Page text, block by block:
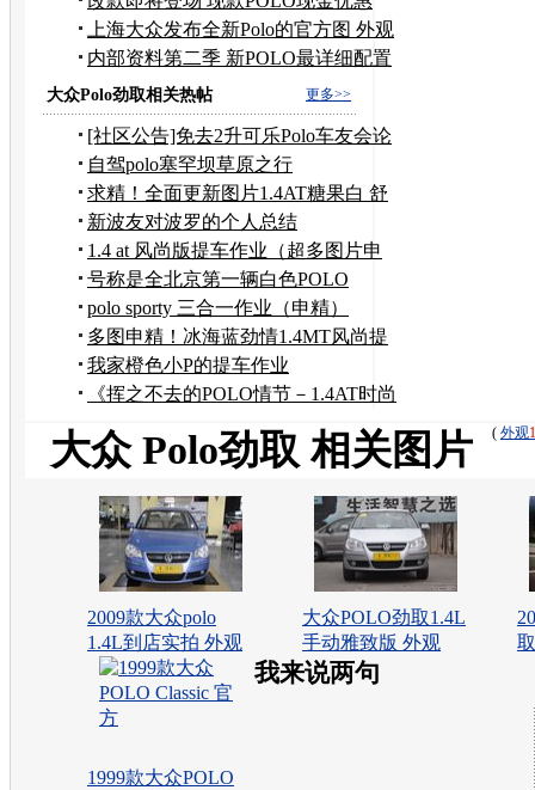
10000元
上海大众发布全新Polo的官方图 外观
解密
内部资料第二季 新POLO最详细配置
解读
更多>>
大众Polo劲取相关热帖
[社区公告]免去2升可乐Polo车友会论
坛斑竹职务
自驾polo塞罕坝草原之行
求精！全面更新图片1.4AT糖果白 舒
尚版新车作业
新波友对波罗的个人总结
1.4 at 风尚版提车作业（超多图片申
精）
号称是全北京第一辆白色POLO
SPORTY...
polo sporty 三合一作业（申精）
多图申精！冰海蓝劲情1.4MT风尚提
车作业
我家橙色小P的提车作业
《挥之不去的POLO情节－1.4AT时尚
( 外观
大众 Polo劲取 相关图片
2009款大众polo
1.4L到店实拍 外观
大众POLO劲取1.4L
手动雅致版 外观
1999款大众POLO
我来说两句